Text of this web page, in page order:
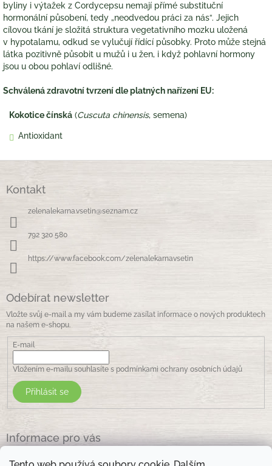
byliny i výtažek z Cordycepsu nemají přímé substituční
hormonální působení, tedy „neodvedou práci za nás“. Jejich
cílovou tkání je složitá struktura vegetativního mozku uložená
v hypotalamu, odkud se vylučují řídící působky. Proto může stejná
látka pozitivně působit u mužů i u žen, i když pohlavní hormony
jsou u obou pohlaví odlišné.
Schválená zdravotní tvrzení dle platných nařízení EU:
Kokotice čínská (Cuscuta chinensis, semena)
Antioxidant
Kontakt
zelenalekarna.vsetin@seznam.cz
792 320 580
https://www.facebook.com/zelenalekarnavsetin
Odebírat newsletter
Vložte svůj e-mail a my vám budeme zasílat informace o nových produktech
na našem e-shopu.
E-mail
Vložením e-mailu souhlasíte s podmínkami ochrany osobních údajů
Přihlásit se
Informace pro vás